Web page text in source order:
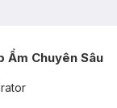
Ẩm Chuyên Sâu